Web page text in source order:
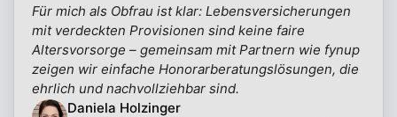
Für mich als Obfrau ist klar: Lebensversicherungen
mit verdeckten Provisionen sind keine faire
Altersvorsorge – gemeinsam mit Partnern wie fynup
zeigen wir einfache Honorarberatungslösungen, die
ehrlich und nachvollziehbar sind.
Daniela Holzinger